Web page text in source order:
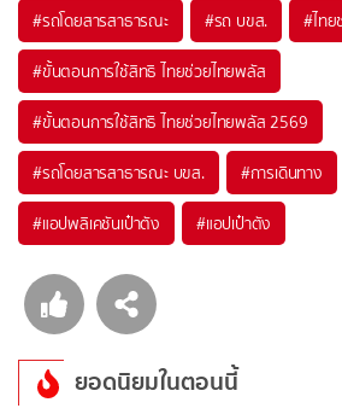
#รถโดยสารสาธารณะ #รถ บขส. #ไท
#ขั้นตอนการใช้สิทธิ ไทยช่วยไทยพลัส
#ขั้นตอนการใช้สิทธิ ไทยช่วยไทยพลัส 2569
#รถโดยสารสาธารณะ บขส. #การเดินทาง
#แอปพลิเคชันเป๋าตัง #แอปเป๋าตัง
ยอดนิยมในตอนนี้